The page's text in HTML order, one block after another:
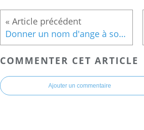
Donner un nom d'ange à son enfant ?!
COMMENTER CET ARTICLE
Ajouter un commentaire